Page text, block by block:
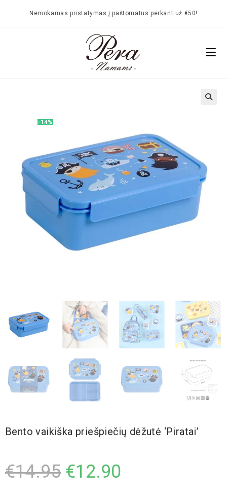
Nemokamas pristatymas į paštomatus perkant už €50!
-14%
Bento vaikiška priešpiečių dėžutė ‘Piratai’
€14.95 €12.90